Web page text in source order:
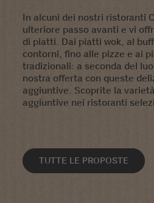
In alcuni dei nostri ristoranti
ulteriore passo avanti e vi
di piatti. Dai piatti wok, al
contorni, fino alle pizze e ai
tradizionali: a seconda del
nostra offerta con queste
aggiuntive. Scoprite la
aggiuntive nei ristoranti
TUTTE LE PROPOSTE